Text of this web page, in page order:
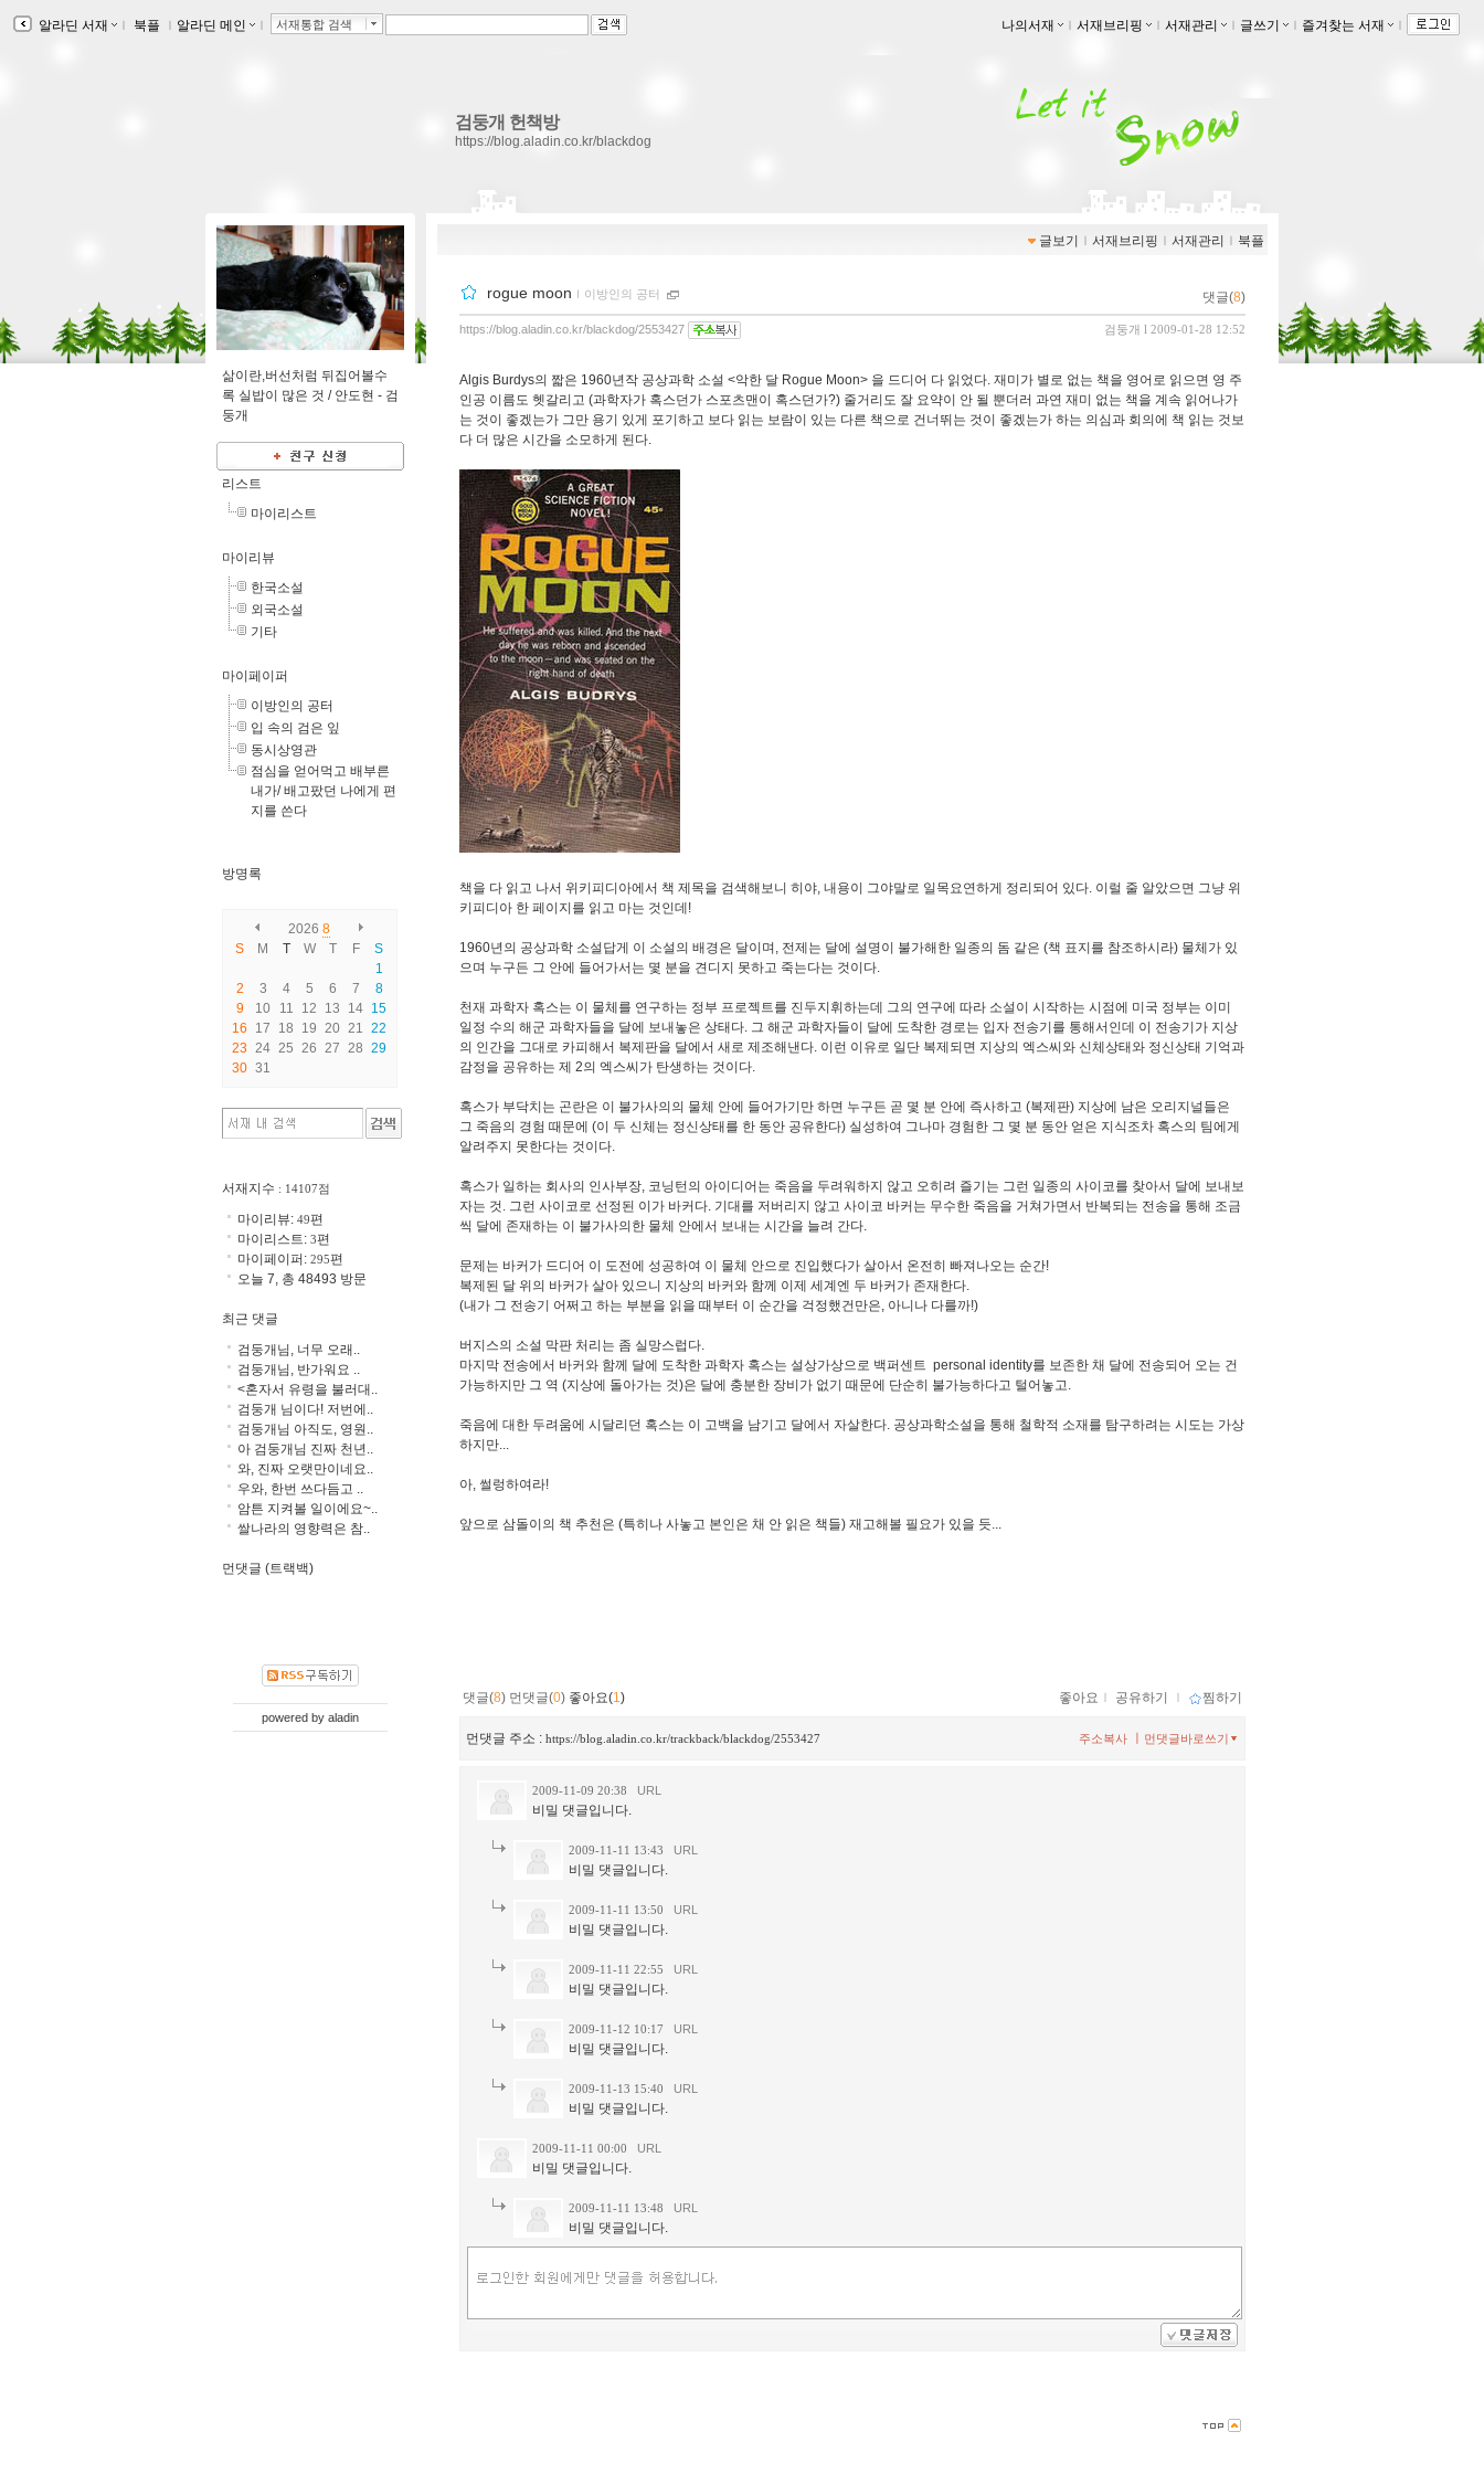
알라딘 서재 ｌ 북플 ｌ 알라딘 메인 ｌ 서재통합 검색 나의서재 ｌ 서재브리핑 ｌ 서재관리 ｌ 글쓰기 ｌ 즐겨찾는 서재 ｌ
검둥개 헌책방
https://blog.aladin.co.kr/blackdog
글보기 ｌ 서재브리핑 ｌ 서재관리 ｌ 북플
rogue moon ｌ 이방인의 공터 댓글(8)
검둥개 l 2009-01-28 12:52
https://blog.aladin.co.kr/blackdog/2553427
Algis Burdys의 짧은 1960년작 공상과학 소설 <악한 달 Rogue Moon> 을 드디어 다 읽었다. 재미가 별로 없는 책을 영어로 읽으면 영 주
인공 이름도 헷갈리고 (과학자가 혹스던가 스포츠맨이 혹스던가?) 줄거리도 잘 요약이 안 될 뿐더러 과연 재미 없는 책을 계속 읽어나가
는 것이 좋겠는가 그만 용기 있게 포기하고 보다 읽는 보람이 있는 다른 책으로 건너뛰는 것이 좋겠는가 하는 의심과 회의에 책 읽는 것보
다 더 많은 시간을 소모하게 된다.
책을 다 읽고 나서 위키피디아에서 책 제목을 검색해보니 히야, 내용이 그야말로 일목요연하게 정리되어 있다. 이럴 줄 알았으면 그냥 위
키피디아 한 페이지를 읽고 마는 것인데!
1960년의 공상과학 소설답게 이 소설의 배경은 달이며, 전제는 달에 설명이 불가해한 일종의 돔 같은 (책 표지를 참조하시라) 물체가 있
으며 누구든 그 안에 들어가서는 몇 분을 견디지 못하고 죽는다는 것이다.
천재 과학자 혹스는 이 물체를 연구하는 정부 프로젝트를 진두지휘하는데 그의 연구에 따라 소설이 시작하는 시점에 미국 정부는 이미
일정 수의 해군 과학자들을 달에 보내놓은 상태다. 그 해군 과학자들이 달에 도착한 경로는 입자 전송기를 통해서인데 이 전송기가 지상
의 인간을 그대로 카피해서 복제판을 달에서 새로 제조해낸다. 이런 이유로 일단 복제되면 지상의 엑스씨와 신체상태와 정신상태 기억과
감정을 공유하는 제 2의 엑스씨가 탄생하는 것이다.
혹스가 부닥치는 곤란은 이 불가사의의 물체 안에 들어가기만 하면 누구든 곧 몇 분 안에 즉사하고 (복제판) 지상에 남은 오리지널들은
그 죽음의 경험 때문에 (이 두 신체는 정신상태를 한 동안 공유한다) 실성하여 그나마 경험한 그 몇 분 동안 얻은 지식조차 혹스의 팀에게
알려주지 못한다는 것이다.
혹스가 일하는 회사의 인사부장, 코닝턴의 아이디어는 죽음을 두려워하지 않고 오히려 즐기는 그런 일종의 사이코를 찾아서 달에 보내보
자는 것. 그런 사이코로 선정된 이가 바커다. 기대를 저버리지 않고 사이코 바커는 무수한 죽음을 거쳐가면서 반복되는 전송을 통해 조금
씩 달에 존재하는 이 불가사의한 물체 안에서 보내는 시간을 늘려 간다.
문제는 바커가 드디어 이 도전에 성공하여 이 물체 안으로 진입했다가 살아서 온전히 빠져나오는 순간!
복제된 달 위의 바커가 살아 있으니 지상의 바커와 함께 이제 세계엔 두 바커가 존재한다.
(내가 그 전송기 어쩌고 하는 부분을 읽을 때부터 이 순간을 걱정했건만은, 아니나 다를까!)
버지스의 소설 막판 처리는 좀 실망스럽다.
마지막 전송에서 바커와 함께 달에 도착한 과학자 혹스는 설상가상으로 백퍼센트 personal identity를 보존한 채 달에 전송되어 오는 건
가능하지만 그 역 (지상에 돌아가는 것)은 달에 충분한 장비가 없기 때문에 단순히 불가능하다고 털어놓고.
죽음에 대한 두려움에 시달리던 혹스는 이 고백을 남기고 달에서 자살한다. 공상과학소설을 통해 철학적 소재를 탐구하려는 시도는 가상
하지만...
아, 썰렁하여라!
앞으로 삼돌이의 책 추천은 (특히나 사놓고 본인은 채 안 읽은 책들) 재고해볼 필요가 있을 듯...
댓글(8) 먼댓글(0) 좋아요(1) 좋아요 ｌ 공유하기 ｌ 찜하기
먼댓글 주소 : https://blog.aladin.co.kr/trackback/blackdog/2553427 먼댓글바로쓰기
주소복사
2009-11-09 20:38 URL
비밀 댓글입니다.
2009-11-11 13:43 URL
비밀 댓글입니다.
2009-11-11 13:50 URL
비밀 댓글입니다.
2009-11-11 22:55 URL
비밀 댓글입니다.
2009-11-12 10:17 URL
비밀 댓글입니다.
2009-11-13 15:40 URL
비밀 댓글입니다.
2009-11-11 00:00 URL
비밀 댓글입니다.
2009-11-11 13:48 URL
비밀 댓글입니다.
삶이란,버선처럼 뒤집어볼수
록 실밥이 많은 것 / 안도현 - 검
둥개
리스트
마이리스트
마이리뷰
한국소설
외국소설
기타
마이페이퍼
이방인의 공터
입 속의 검은 잎
동시상영관
점심을 얻어먹고 배부른
내가/ 배고팠던 나에게 편
지를 쓴다
방명록
2026 8
S
M T W T F
S
1
2
3 4 5 6 7
8
9
10 11 12 13 14 15
16
17 18 19 20 21 22
23 24 25 26 27 28 29
30 31
서재지수 : 14107점
마이리뷰: 49편
마이리스트: 3편
마이페이퍼: 295편
오늘 7, 총 48493 방문
최근 댓글
검둥개님, 너무 오래..
검둥개님, 반가워요 ..
<혼자서 유령을 불러대..
검둥개 님이다! 저번에..
검둥개님 아직도, 영원..
아 검둥개님 진짜 천년..
와, 진짜 오랫만이네요..
우와, 한번 쓰다듬고 ..
암튼 지켜볼 일이에요~..
쌀나라의 영향력은 참..
먼댓글 (트랙백)
powered by aladin